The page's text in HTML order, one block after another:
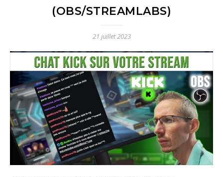
(OBS/STREAMLABS)
21 juillet 2023